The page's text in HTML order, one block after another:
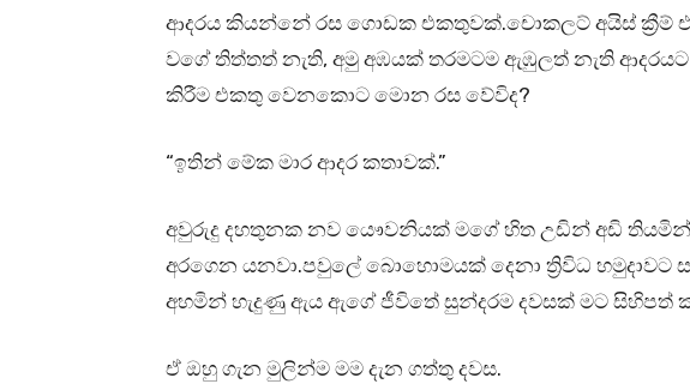
ආදරය කියන්නේ රස ගොඩක එකතුවක්.චොකලට් අයිස් ක්‍රීම්
වගේ තිත්තත් නැති, අමු අඹයක් තරමටම ඇඹුලත් නැති ආදරයට
කිරීම එකතු වෙනකොට මොන රස වේවිද?
“ඉතින් මේක මාර ආදර කතාවක්.”
අවුරුදු දහතුනක නව යෞවනියක් මගේ හිත උඩින් අඩි
අරගෙන යනවා.පවුලේ බොහොමයක් දෙනා ත්‍රිවිධ හමුදාවට
අහමින් හැදුණු ඇය ඇගේ ජීවිතේ සුන්දරම දවසක් මට සිහිපත්
ඒ ඔහු ගැන මුලින්ම මම දැන ගත්තු දවස.